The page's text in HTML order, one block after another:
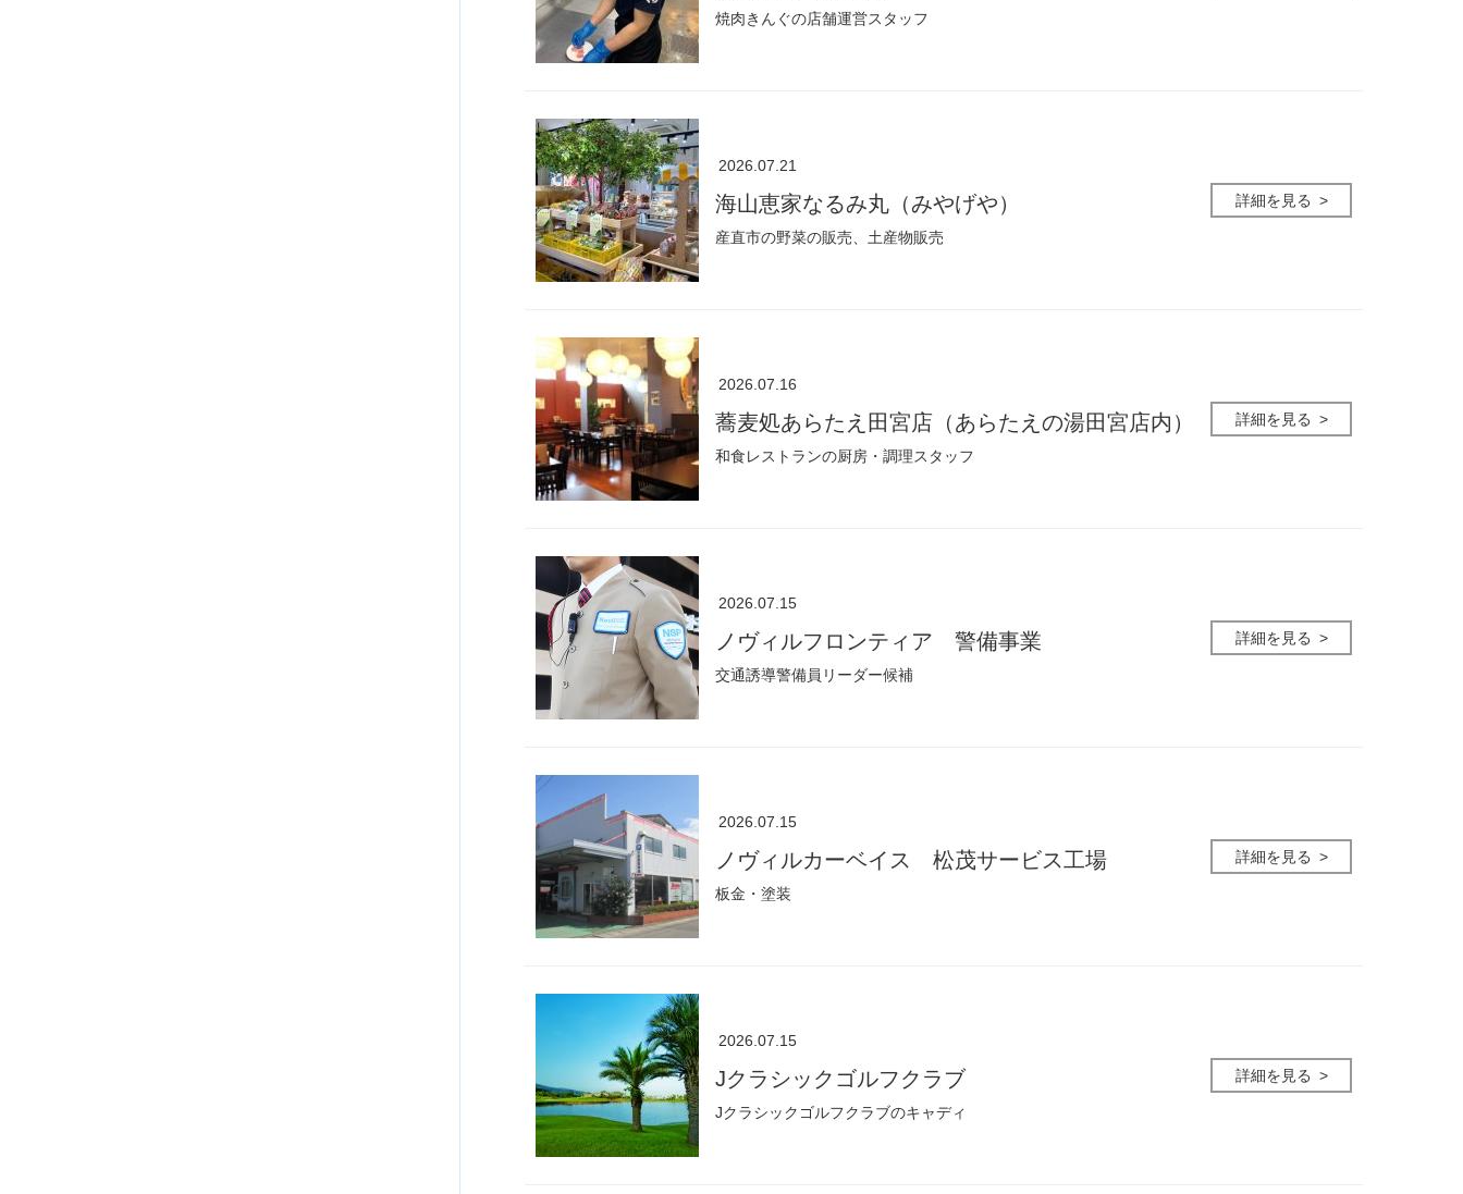
焼肉きんぐの店舗運営スタッフ
2026.07.21
海山恵家なるみ丸（みやげや）
産直市の野菜の販売、土産物販売
詳細を見る
2026.07.16
蕎麦処あらたえ田宮店（あらたえの湯田宮店内）
和食レストランの厨房・調理スタッフ
詳細を見る
2026.07.15
ノヴィルフロンティア 警備事業
交通誘導警備員リーダー候補
詳細を見る
2026.07.15
ノヴィルカーベイス 松茂サービス工場
板金・塗装
詳細を見る
2026.07.15
Jクラシックゴルフクラブ
Jクラシックゴルフクラブのキャディ
詳細を見る